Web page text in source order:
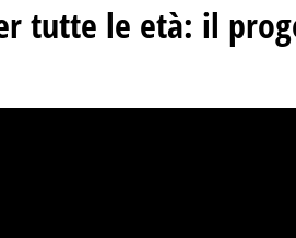
tutte le età: il